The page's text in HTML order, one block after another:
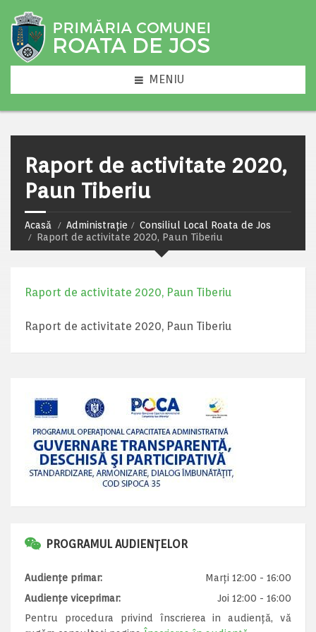
MENIU
Raport de activitate 2020,
Paun Tiberiu
Acasă Administrație
Consiliul Local Roata de Jos
Raport de activitate 2020, Paun Tiberiu
Raport de activitate 2020, Paun Tiberiu
Raport de activitate 2020, Paun Tiberiu
PROGRAMUL AUDIENȚELOR
Audiențe primar:
Marți 12:00 - 16:00
Audiențe viceprimar:
Joi 12:00 - 16:00
Pentru procedura privind înscrierea in audiență, vă